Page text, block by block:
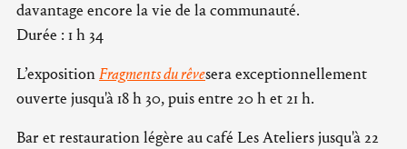
davantage encore la vie de la communauté.
Durée : 1 h 34
L’expositionFragments du rêvesera exceptionnellement
ouverte jusqu'à 18 h 30, puis entre 20 h et 21 h.
Bar et restauration légère au café Les Ateliers jusqu'à 22